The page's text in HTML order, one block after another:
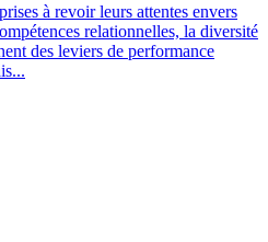
à revoir leurs attentes envers
relationnelles, la diversité
des leviers de performance